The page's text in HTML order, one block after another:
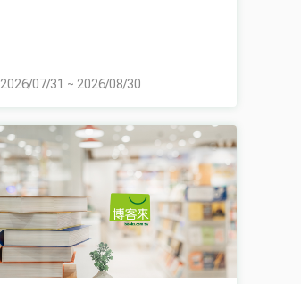
2026/07/31 ~ 2026/08/30